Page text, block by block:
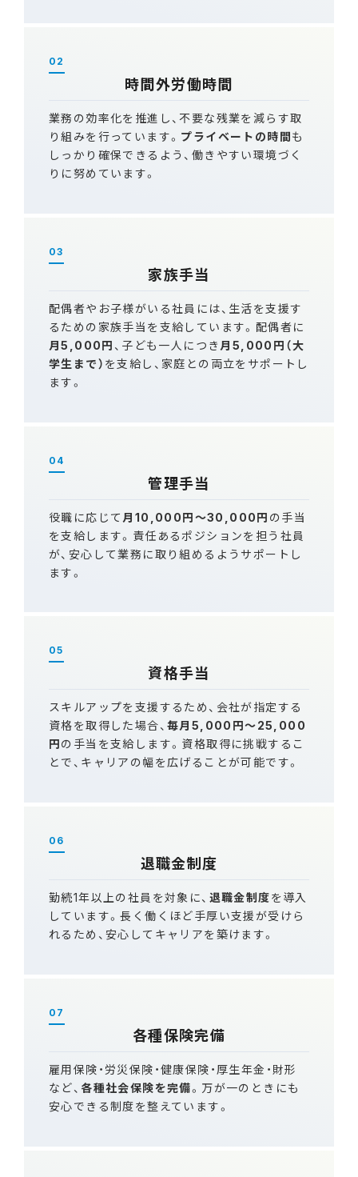
02
時間外労働時間
業務の効率化を推進し、不要な残業を減らす取
り組みを行っています。 プライベートの時間も
しっかり確保できるよう、働きやすい環境づく
りに努めています。
03
家族手当
配偶者やお子様がいる社員には、生活を支援す
るための家族手当を支給しています。配偶者に
月5,000円 、子ども一人につき 月5,000円（大
学生まで） を支給し、家庭との両立をサポートし
ます。
04
管理手当
役職に応じて 月10,000円～30,000円 の手当
を支給します。責任あるポジションを担う社員
が、安心して業務に取り組めるようサポートし
ます。
05
資格手当
スキルアップを支援するため、会社が指定する
資格を取得した場合、毎月5,000円～25,000
円の手当を支給します。資格取得に挑戦するこ
とで、キャリアの幅を広げることが可能です。
06
退職金制度
勤続1年以上の社員を対象に、 退職金制度を導入
しています。長く働くほど手厚い支援が受けら
れるため、安心してキャリアを築けます。
07
各種保険完備
雇用保険・労災保険・健康保険・厚生年金・財形
など、 各種社会保険を完備。万が一のときにも
安心できる制度を整えています。